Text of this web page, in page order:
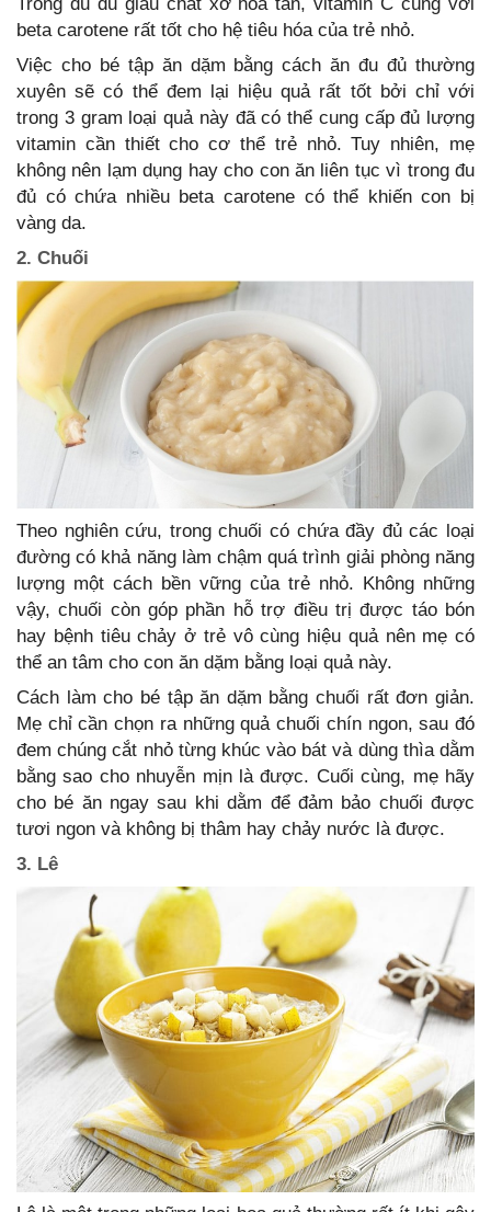
Trong đu đủ giàu chất xơ hòa tan, vitamin C cùng với
beta carotene rất tốt cho hệ tiêu hóa của trẻ nhỏ.
Việc cho bé tập ăn dặm bằng cách ăn đu đủ thường
xuyên sẽ có thể đem lại hiệu quả rất tốt bởi chỉ với
trong 3 gram loại quả này đã có thể cung cấp đủ lượng
vitamin cần thiết cho cơ thể trẻ nhỏ. Tuy nhiên, mẹ
không nên lạm dụng hay cho con ăn liên tục vì trong đu
đủ có chứa nhiều beta carotene có thể khiến con bị
vàng da.
2. Chuối
Theo nghiên cứu, trong chuối có chứa đầy đủ các loại
đường có khả năng làm chậm quá trình giải phòng năng
lượng một cách bền vững của trẻ nhỏ. Không những
vậy, chuối còn góp phần hỗ trợ điều trị được táo bón
hay bệnh tiêu chảy ở trẻ vô cùng hiệu quả nên mẹ có
thể an tâm cho con ăn dặm bằng loại quả này.
Cách làm cho bé tập ăn dặm bằng chuối rất đơn giản.
Mẹ chỉ cần chọn ra những quả chuối chín ngon, sau đó
đem chúng cắt nhỏ từng khúc vào bát và dùng thìa dằm
bằng sao cho nhuyễn mịn là được. Cuối cùng, mẹ hãy
cho bé ăn ngay sau khi dằm để đảm bảo chuối được
tươi ngon và không bị thâm hay chảy nước là được.
3. Lê